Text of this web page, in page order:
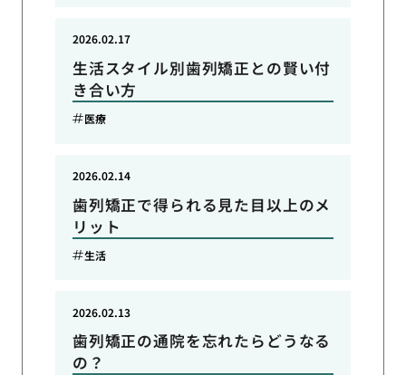
生活スタイル別歯列矯正との賢い付
き合い方
2026.02.17
医療
歯列矯正で得られる見た目以上のメ
リット
2026.02.14
生活
歯列矯正の通院を忘れたらどうなる
の？
2026.02.13